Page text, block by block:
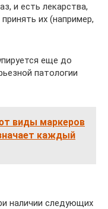
и есть лекарства,
их (например,
еще до
патологии
виды маркеров
каждый
наличии следующих